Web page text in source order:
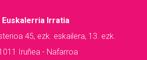
Euskalerria Irratia
45, ezk. eskailera, 13. ezk.
Iruñea - Nafarroa